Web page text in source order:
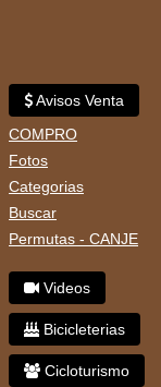
Avisos Venta
COMPRO
Fotos
Categorias
Buscar
Permutas - CANJE
Videos
Bicicleterias
Cicloturismo